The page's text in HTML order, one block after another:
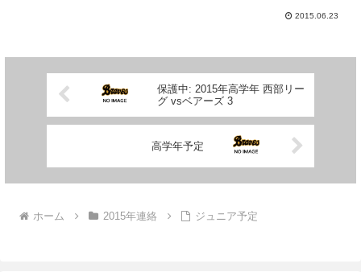
2015.06.23
保護中: 2015年高学年 西部リー
グ vsベアーズ 3
高学年予定
ホーム 2015年連絡 ジュニア予定